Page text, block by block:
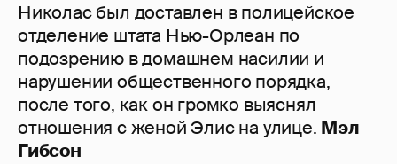
Николас был доставлен в полицейское
отделение штата Нью-Орлеан по
подозрению в домашнем насилии и
нарушении общественного порядка,
после того, как он громко выяснял
отношения с женой Элис на улице. Мэл
Гибсон